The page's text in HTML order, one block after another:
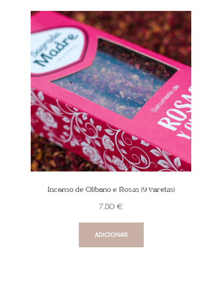
Incenso de Olíbano e Rosas (9 varetas)
7,80 €
ADICIONAR